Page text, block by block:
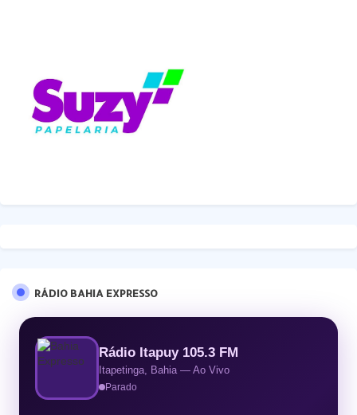
RÁDIO BAHIA EXPRESSO
Rádio Itapuy 105.3 FM
Itapetinga, Bahia — Ao Vivo
Parado